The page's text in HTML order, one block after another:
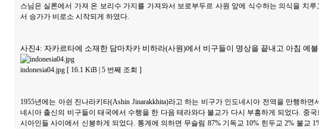
스님은 실론에서 가져 온 보리수 가지를 가져와서 보로부두르 사원 앞에 식수하는 의식을 치
서 승가가 비로소 시작되게 하였다.
사진4: 자카르타에 소재한 담마차카 비하라(사원)에서 비구들이 명상을 끝내고 아침 예
indonesia04.jpg [ 16.1 KiB | 5 번째 조회 ]
1955년에는 아쉰 진나라키타(Ashin Jinarakkhita)라고 하는 비구가 인도네시아 전역을 만행하
네시아 출신의 비구들이 태국에서 수행을 한 다음 테라와다 불교가 다시 부흥하게 되었다. 중
시아인들 사이에서 신봉하게 되었다. 통계에 의하면 무슬림 87% 기독교 10% 힌두교 2% 불교